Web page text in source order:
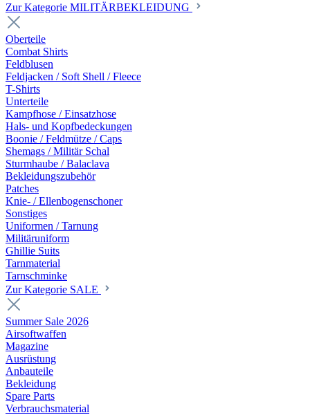
Zur Kategorie MILITÄRBEKLEIDUNG
Oberteile
Combat Shirts
Feldblusen
Feldjacken / Soft Shell / Fleece
T-Shirts
Unterteile
Kampfhose / Einsatzhose
Hals- und Kopfbedeckungen
Boonie / Feldmütze / Caps
Shemags / Militär Schal
Sturmhaube / Balaclava
Bekleidungszubehör
Patches
Knie- / Ellenbogenschoner
Sonstiges
Uniformen / Tarnung
Militäruniform
Ghillie Suits
Tarnmaterial
Tarnschminke
Zur Kategorie SALE
Summer Sale 2026
Airsoftwaffen
Magazine
Ausrüstung
Anbauteile
Bekleidung
Spare Parts
Verbrauchsmaterial